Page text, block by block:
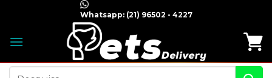
content
Whatsapp:(21) 96502 - 4227